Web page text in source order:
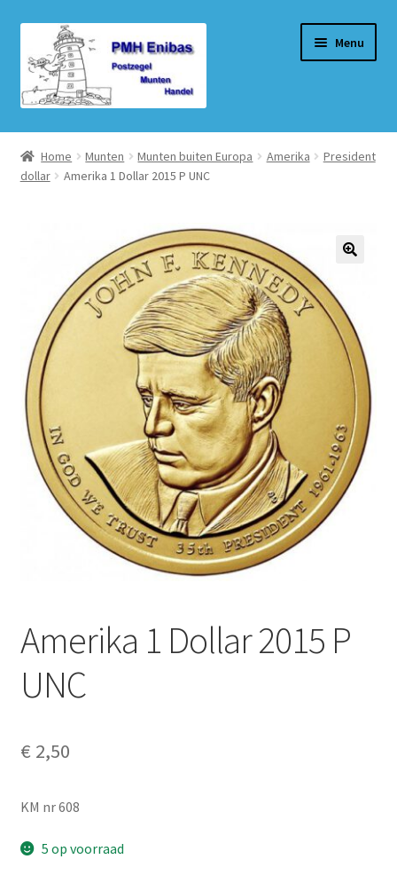
door
naar
navigatie
naar
de
inhoud
Menu
Home
Beurzen
Winkelmand
Afrekenen
Mijn account
Alg. voorw.
Privacybeleid PMH Enibas
Home Munten Munten buiten Europa Amerika
President
dollar
Amerika 1 Dollar 2015 P UNC
Amerika 1 Dollar 2015 P
UNC
€ 2,50
KM nr 608
5 op voorraad